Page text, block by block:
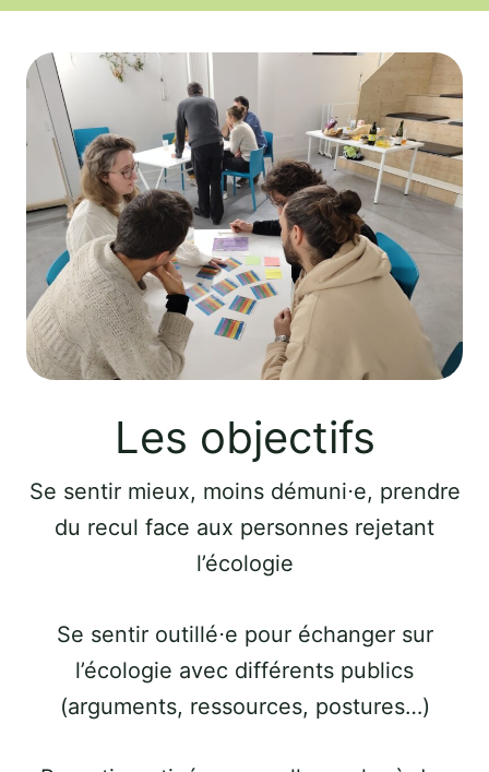
Les objectifs
Se sentir mieux, moins démuni⋅e, prendre
du recul face aux personnes rejetant
l’écologie
Se sentir outillé⋅e pour échanger sur
l’écologie avec différents publics
(arguments, ressources, postures…)